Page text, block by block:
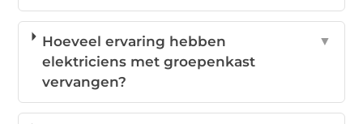
Hoeveel ervaring hebben
elektriciens met groepenkast
vervangen?
▼